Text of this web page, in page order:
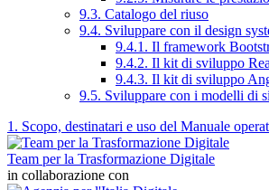
9.3. Catalogo del riuso
9.4. Sviluppare con il design
9.4.1. Il framework
9.4.2. Il kit di sviluppo
9.4.3. Il kit di sviluppo
9.5. Sviluppare con i modelli di
1. Scopo, destinatari e uso del Manuale
Team per la Trasformazione Digitale
in collaborazione con